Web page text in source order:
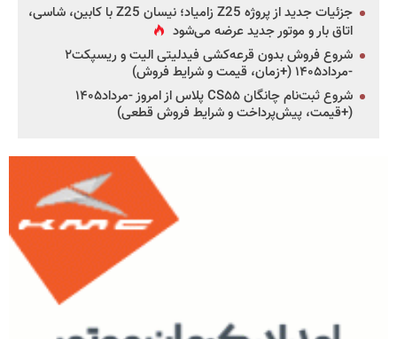
جزئیات جدید از پروژه Z25 زامیاد؛ نیسان Z25 با کابین، شاسی،
اتاق بار و موتور جدید عرضه می‌شود
شروع فروش بدون قرعه‌کشی فیدلیتی الیت و ریسپکت۲
-مرداد۱۴۰۵ (+زمان، قیمت و شرایط فروش)
شروع ثبت‌نام چانگان CS۵۵ پلاس از امروز -مرداد۱۴۰۵
(+قیمت، پیش‌پرداخت و شرایط فروش قطعی)